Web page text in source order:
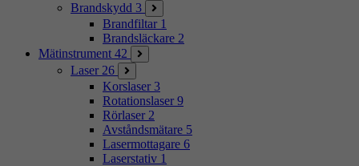
Brandskydd 3
Brandfiltar 1
Brandsläckare 2
Mätinstrument 42
Laser 26
Korslaser 3
Rotationslaser 9
Rörlaser 2
Avståndsmätare 5
Lasermottagare 6
Laserstativ 1